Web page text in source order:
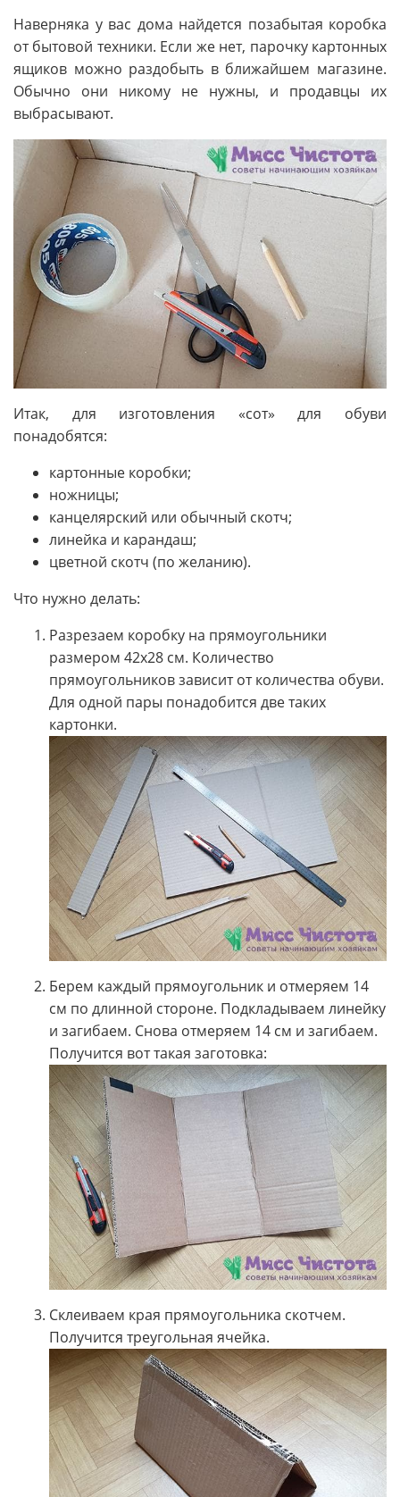
Наверняка у вас дома найдется позабытая коробка
от бытовой техники. Если же нет, парочку картонных
ящиков можно раздобыть в ближайшем магазине.
Обычно они никому не нужны, и продавцы их
выбрасывают.
Итак, для изготовления «сот» для обуви
понадобятся:
картонные коробки;
ножницы;
канцелярский или обычный скотч;
линейка и карандаш;
цветной скотч (по желанию).
Что нужно делать:
Разрезаем коробку на прямоугольники
размером 42х28 см. Количество
прямоугольников зависит от количества обуви.
Для одной пары понадобится две таких
картонки.
Берем каждый прямоугольник и отмеряем 14
см по длинной стороне. Подкладываем линейку
и загибаем. Снова отмеряем 14 см и загибаем.
Получится вот такая заготовка:
Склеиваем края прямоугольника скотчем.
Получится треугольная ячейка.